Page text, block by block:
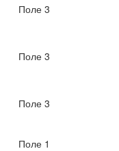
Поле 3
Поле 3
Поле 3
Поле 1